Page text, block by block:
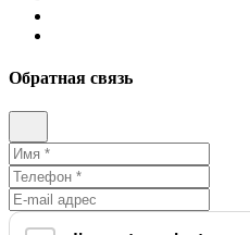
Обратная связь